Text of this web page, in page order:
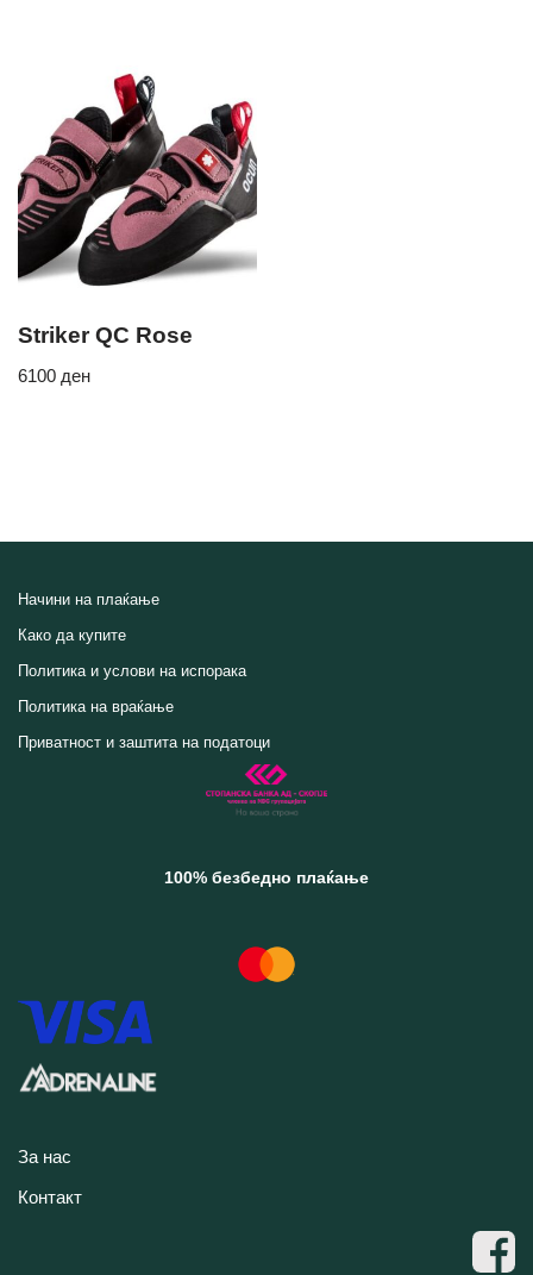
Striker QC Rose
6100 ден
Начини на плаќање
Како да купите
Политика и услови на испорака
Политика на враќање
Приватност и заштита на податоци
100% безбедно плаќање
За нас
Контакт